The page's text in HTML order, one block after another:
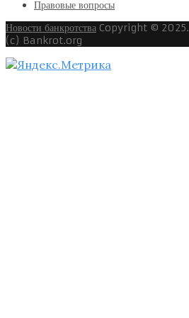
Правовые вопросы
Новости банкротства Copyright © 2025.
(c) Bankrot.org